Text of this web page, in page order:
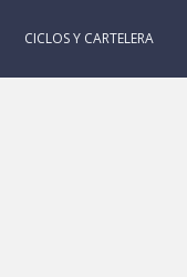
CICLOS Y CARTELERA